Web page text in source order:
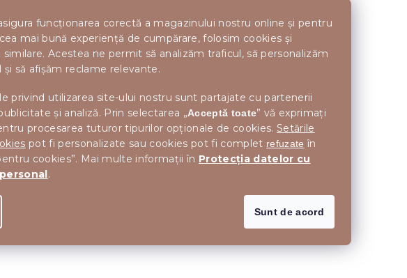
funcționarea corectă a magazinului nostru online și pentru
mai bună experiență de cumpărare, folosim cookies și
Acestea ne permit să analizăm traficul, să personalizăm
să afișăm reclame relevante.
privind utilizarea site-ului nostru sunt partajate cu partenerii
și analiză. Prin selectarea „Acceptă toate” vă exprimați
procesarea tuturor tipurilor opționale de cookies. Setările
pot fi personalizate sau cookies pot fi complet refuzate în
cookies”. Mai multe informații în Protecția datelor cu
.
Sunt de acord
poate cauza daune ireversibile
solvenții enumerați pentru simbolul F, proces